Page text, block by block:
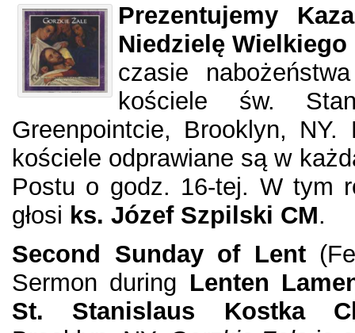
Prezentujemy
Niedzielę
czasie
kościele św.
Greenpointcie, Brooklyn,
kościele odprawiane są w
Postu o godz. 16-tej. W tym
głosi ks. Józef Szpilski CM.
Second Sunday of Lent
Sermon during Lenten
St. Stanislaus Kostka